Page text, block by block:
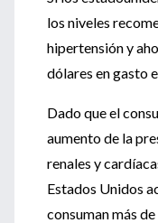
los niveles
hipertensión y
dólares en gasto
Dado que el
aumento de la
renales y
Estados Unidos
consuman más